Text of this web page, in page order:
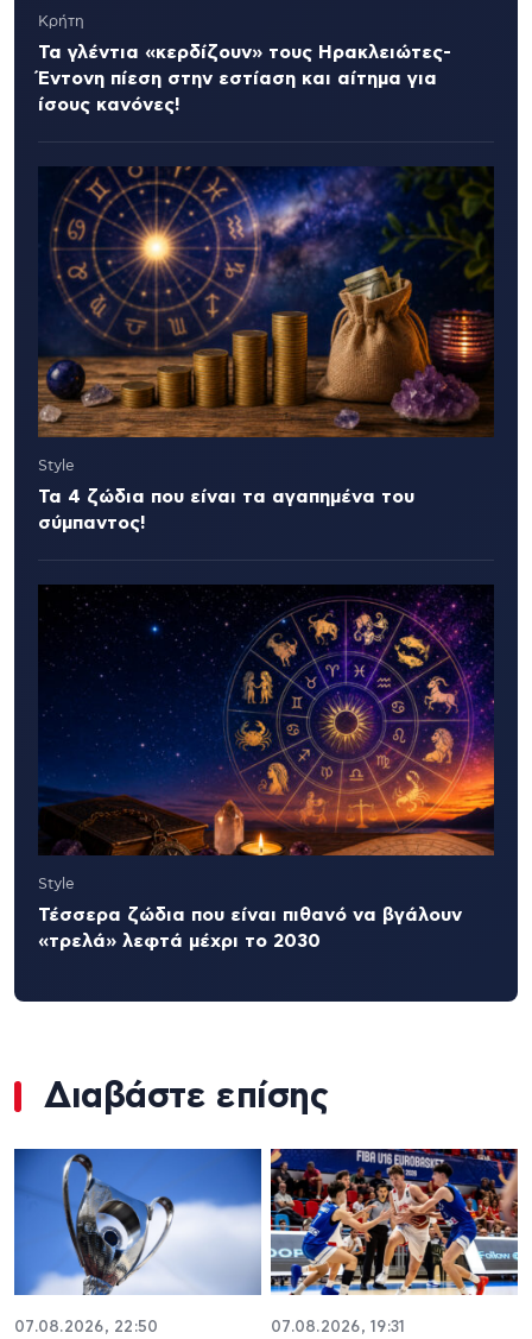
Κρήτη
Τα γλέντια «κερδίζουν» τους Ηρακλειώτες-
Έντονη πίεση στην εστίαση και αίτημα για
ίσους κανόνες!
Style
Τα 4 ζώδια που είναι τα αγαπημένα του
σύμπαντος!
Style
Τέσσερα ζώδια που είναι πιθανό να βγάλουν
«τρελά» λεφτά μέχρι το 2030
Διαβάστε επίσης
07.08.2026, 22:50 07.08.2026, 19:31